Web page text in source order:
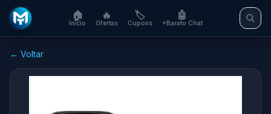
🏠
Início
🔥
Ofertas
🏷️
Cupons
🤖
+Barato Chat
← Voltar